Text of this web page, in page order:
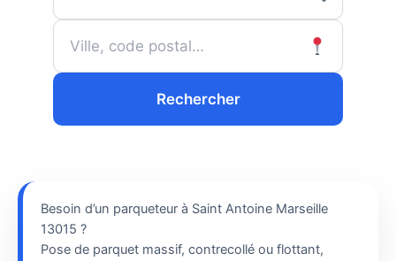
Rechercher
Besoin d’un parqueteur à Saint Antoine Marseille
13015 ?
Pose de parquet massif, contrecollé ou flottant,